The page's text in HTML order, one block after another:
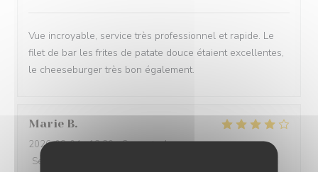
Vue incroyable, service très professionnel et rapide. Le
filet de bar les frites de patate douce étaient excellentes,
le cheeseburger très bon également.
Marie B
2026-08-04- 12:30 - Couverts 4
Service